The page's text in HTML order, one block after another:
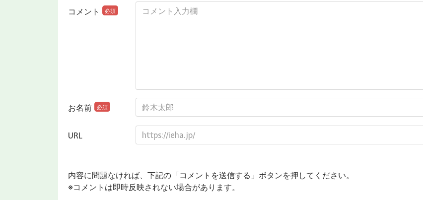
コメント 必須
お名前 必須
URL
内容に問題なければ、下記の「コメントを送信する」ボタンを押してください。
※コメントは即時反映されない場合があります。